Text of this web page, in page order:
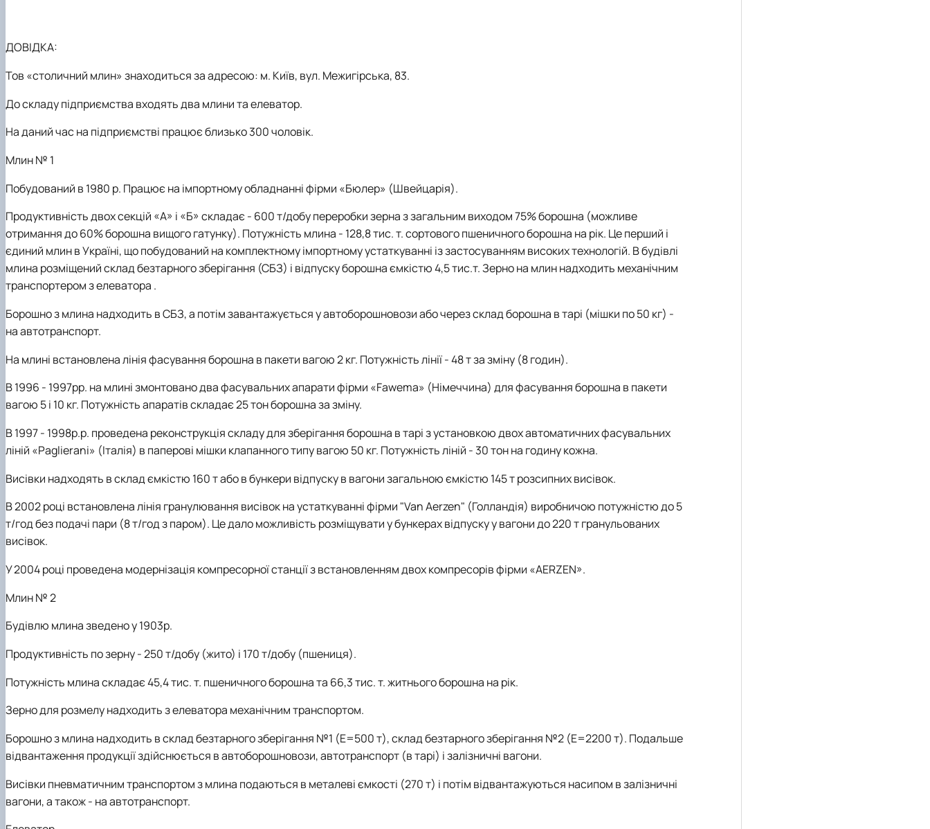
ДОВІДКА:
Тов «столичний млин» знаходиться за адресою: м. Київ, вул. Межигірська, 83.
До складу підприємства входять два млини та елеватор.
На даний час на підприємстві працює близько 300 чоловік.
Млин № 1
Побудований в 1980 р. Працює на імпортному обладнанні фірми «Бюлер» (Швейцарія).
Продуктивність двох секцій «А» і «Б» складає - 600 т/добу переробки зерна з загальним виходом 75% борошна (можливе
отримання до 60% борошна вищого гатунку). Потужність млина - 128,8 тис. т. сортового пшеничного борошна на рік. Це перший і
єдиний млин в Україні, що побудований на комплектному імпортному устаткуванні із застосуванням високих технологій. В будівлі
млина розміщений склад безтарного зберігання (СБЗ) і відпуску борошна ємкістю 4,5 тис.т. Зерно на млин надходить механічним
транспортером з елеватора .
Борошно з млина надходить в СБЗ, а потім завантажується у автоборошновози або через склад борошна в тарі (мішки по 50 кг) -
на автотранспорт.
На млині встановлена лінія фасування борошна в пакети вагою 2 кг. Потужність лінії - 48 т за зміну (8 годин).
В 1996 - 1997рр. на млині змонтовано два фасувальних апарати фірми «Fawema» (Німеччина) для фасування борошна в пакети
вагою 5 і 10 кг. Потужність апаратів складає 25 тон борошна за зміну.
В 1997 - 1998р.р. проведена реконструкція складу для зберігання борошна в тарі з установкою двох автоматичних фасувальних
ліній «Paglierani» (Італія) в паперові мішки клапанного типу вагою 50 кг. Потужність ліній - 30 тон на годину кожна.
Висівки надходять в склад ємкістю 160 т або в бункери відпуску в вагони загальною ємкістю 145 т розсипних висівок.
В 2002 році встановлена лінія гранулювання висівок на устаткуванні фірми "Van Aеrzen" (Голландія) виробничою потужністю до 5
т/год без подачі пари (8 т/год з паром). Це дало можливість розміщувати у бункерах відпуску у вагони до 220 т гранульованих
висівок.
У 2004 році проведена модернізація компресорної станції з встановленням двох компресорів фірми «AERZEN».
Млин № 2
Будівлю млина зведено у 1903р.
Продуктивність по зерну - 250 т/добу (жито) і 170 т/добу (пшениця).
Потужність млина складає 45,4 тис. т. пшеничного борошна та 66,3 тис. т. житнього борошна на рік.
Зерно для розмелу надходить з елеватора механічним транспортом.
Борошно з млина надходить в склад безтарного зберігання №1 (Е=500 т), склад безтарного зберігання №2 (Е=2200 т). Подальше
відвантаження продукції здійснюється в автоборошновози, автотранспорт (в тарі) і залізничні вагони.
Висівки пневматичним транспортом з млина подаються в металеві ємкості (270 т) і потім відвантажуються насипом в залізничні
вагони, а також - на автотранспорт.